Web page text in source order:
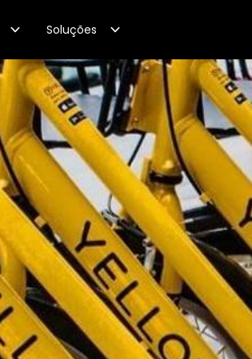
Soluções